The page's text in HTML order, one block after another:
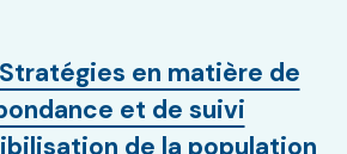
Stratégies en matière de
et de suivi
de la population